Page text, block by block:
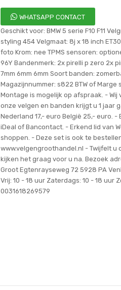
WHATSAPP CONTACT
Geschikt voor: BMW 5 serie F10 F11
styling 454 Velgmaat: 8j x 18 inch
foto Krom: nee TPMS sensoren:
96Y Bandenmerk: 2x pirelli p zero 2x
7mm 6mm 6mm Soort banden:
Magazijnnummer: s822 BTW of
Montage is mogelijk op afspraak. -
onze velgen en banden krijgt u 1 jaar
Nederland 17,- euro België 25,- euro.
iDeal of Bancontact. - Erkend lid van
shoppen. - Deze set is ook te
www.velgengroothandel.nl - Twijfelt u
kijken het graag voor u na. Bezoek
Groot Egtenrayseweg 72 5928 PA
Vrij: 10 - 18 uur Zaterdags: 10 - 18 uur
0031618269579